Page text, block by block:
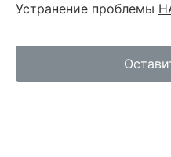
Устранение проблемы